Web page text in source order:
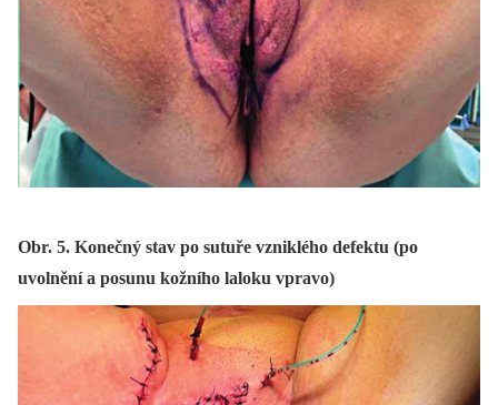
Obr. 5. Konečný stav po sutuře vzniklého defektu (po
uvolnění a posunu kožního laloku vpravo)